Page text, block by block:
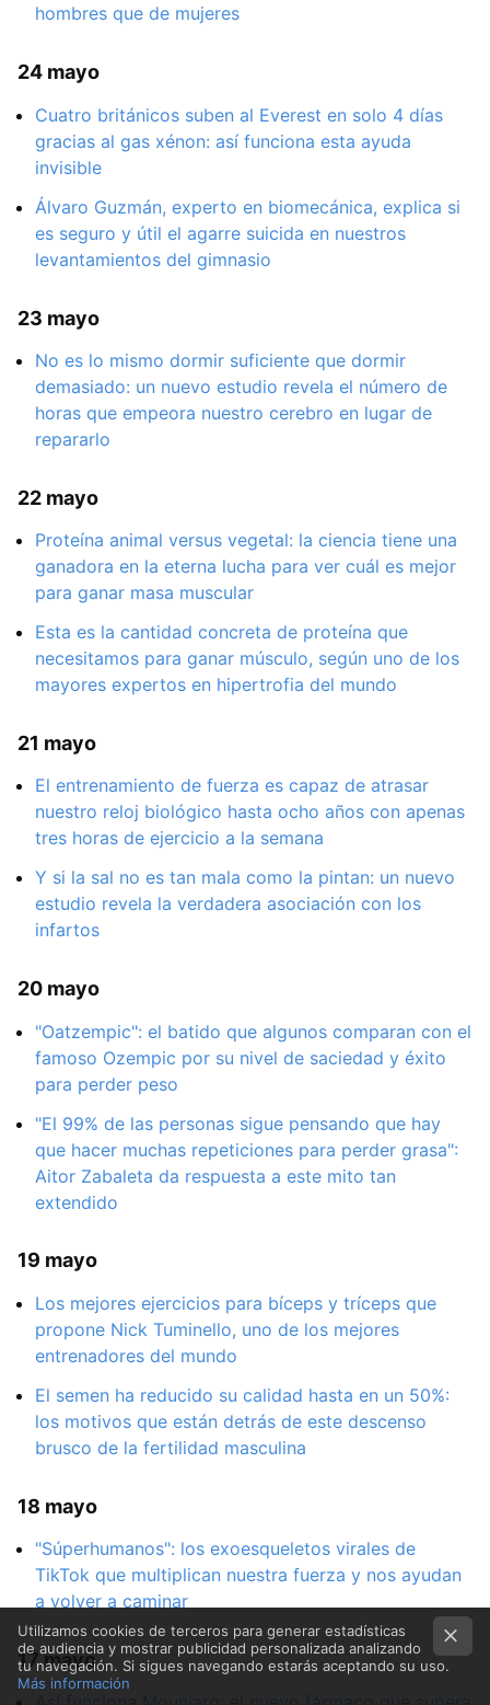
hombres que de mujeres
24 mayo
Cuatro británicos suben al Everest en solo 4 días
gracias al gas xénon: así funciona esta ayuda
invisible
Álvaro Guzmán, experto en biomecánica, explica si
es seguro y útil el agarre suicida en nuestros
levantamientos del gimnasio
23 mayo
No es lo mismo dormir suficiente que dormir
demasiado: un nuevo estudio revela el número de
horas que empeora nuestro cerebro en lugar de
repararlo
22 mayo
Proteína animal versus vegetal: la ciencia tiene una
ganadora en la eterna lucha para ver cuál es mejor
para ganar masa muscular
Esta es la cantidad concreta de proteína que
necesitamos para ganar músculo, según uno de los
mayores expertos en hipertrofia del mundo
21 mayo
El entrenamiento de fuerza es capaz de atrasar
nuestro reloj biológico hasta ocho años con apenas
tres horas de ejercicio a la semana
Y si la sal no es tan mala como la pintan: un nuevo
estudio revela la verdadera asociación con los
infartos
20 mayo
"Oatzempic": el batido que algunos comparan con el
famoso Ozempic por su nivel de saciedad y éxito
para perder peso
"El 99% de las personas sigue pensando que hay
que hacer muchas repeticiones para perder grasa":
Aitor Zabaleta da respuesta a este mito tan
extendido
19 mayo
Los mejores ejercicios para bíceps y tríceps que
propone Nick Tuminello, uno de los mejores
entrenadores del mundo
El semen ha reducido su calidad hasta en un 50%:
los motivos que están detrás de este descenso
brusco de la fertilidad masculina
18 mayo
"Súperhumanos": los exoesqueletos virales de
TikTok que multiplican nuestra fuerza y nos ayudan
a volver a caminar
17 mayo
Utilizamos cookies de terceros para generar estadísticas
de audiencia y mostrar publicidad personalizada analizando
tu navegación. Si sigues navegando estarás aceptando su uso.
Más información